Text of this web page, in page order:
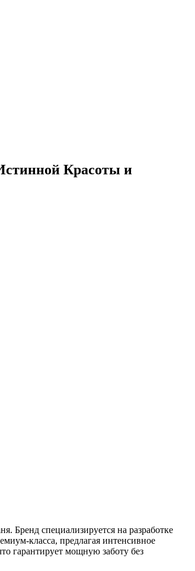
Красоты и
Бренд специализируется на разработке
класса, предлагая интенсивное
гарантирует мощную заботу без